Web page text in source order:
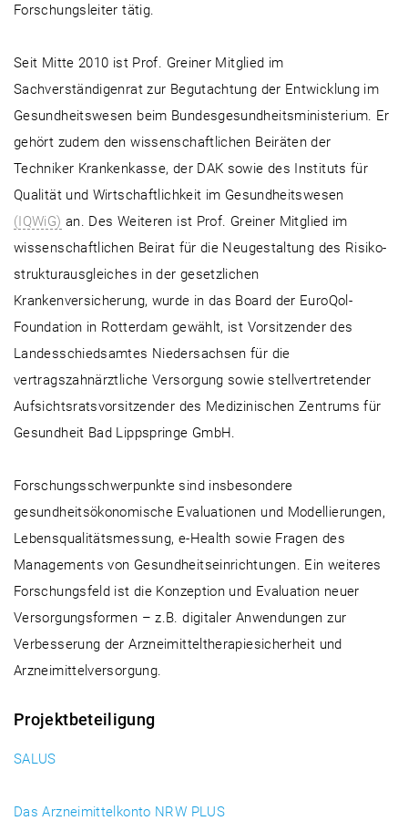
Forschungsleiter tätig.
Seit Mitte 2010 ist Prof. Greiner Mitglied im
Sachverständigenrat zur Begutachtung der Entwicklung im
Gesundheitswesen beim Bundesgesundheitsministerium. Er
gehört zudem den wissenschaftlichen Beiräten der
Techniker Krankenkasse, der DAK sowie des Instituts für
Qualität und Wirtschaftlichkeit im Gesundheitswesen
(IQWiG) an. Des Weiteren ist Prof. Greiner Mitglied im
wissenschaftlichen Beirat für die Neugestaltung des Risiko­
strukturausgleiches in der gesetzlichen
Krankenversicherung, wurde in das Board der EuroQol-
Foundation in Rotterdam gewählt, ist Vorsitzender des
Landesschiedsamtes Niedersachsen für die
vertragszahnärztliche Versorgung sowie stellvertretender
Aufsichtsratsvorsitzender des Medizinischen Zentrums für
Gesundheit Bad Lippspringe GmbH.
Forschungsschwerpunkte sind insbesondere
gesundheitsökonomische Evaluationen und Modellierungen,
Lebensqualitätsmessung, e-Health sowie Fragen des
Managements von Gesundheitseinrichtungen. Ein weiteres
Forschungsfeld ist die Konzeption und Evaluation neuer
Versorgungsformen – z.B. digitaler Anwendungen zur
Verbesserung der Arzneimitteltherapiesicherheit und
Arzneimittelversorgung.
Projektbeteiligung
SALUS
Das Arzneimittelkonto NRW PLUS